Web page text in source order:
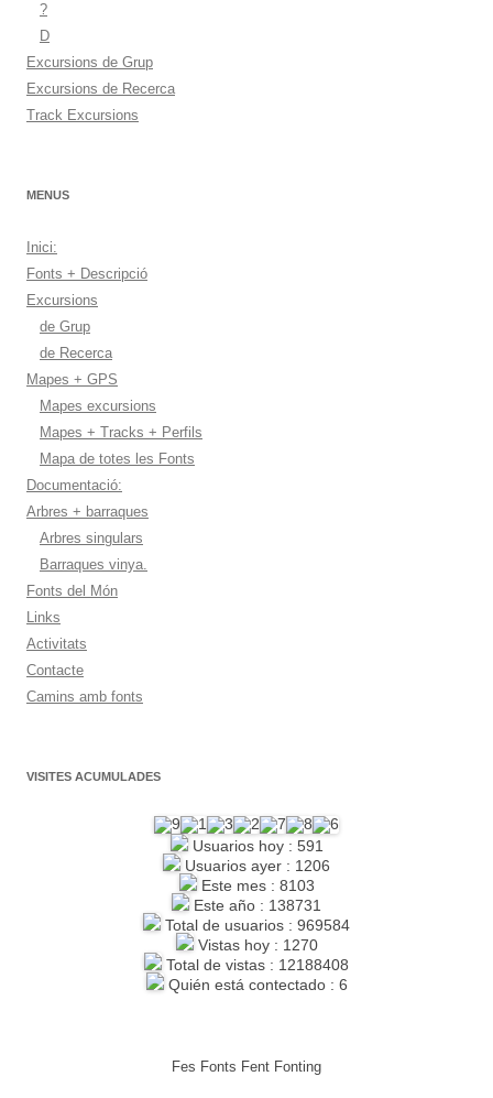
?
D
Excursions de Grup
Excursions de Recerca
Track Excursions
MENUS
Inici:
Fonts + Descripció
Excursions
de Grup
de Recerca
Mapes + GPS
Mapes excursions
Mapes + Tracks + Perfils
Mapa de totes les Fonts
Documentació:
Arbres + barraques
Arbres singulars
Barraques vinya.
Fonts del Món
Links
Activitats
Contacte
Camins amb fonts
VISITES ACUMULADES
Usuarios hoy : 591
Usuarios ayer : 1206
Este mes : 8103
Este año : 138731
Total de usuarios : 969584
Vistas hoy : 1270
Total de vistas : 12188408
Quién está contectado : 6
Fes Fonts Fent Fonting